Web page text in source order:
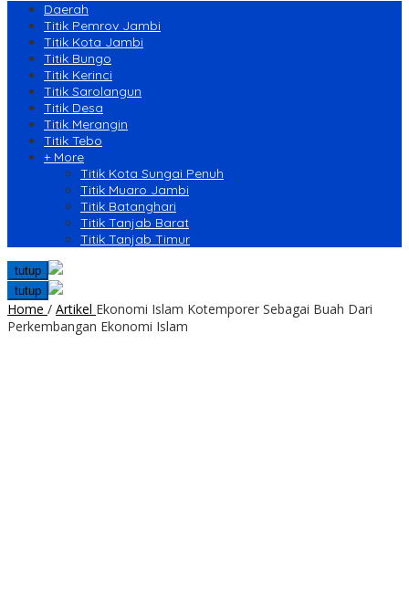
Daerah
Titik Pemrov Jambi
Titik Kota Jambi
Titik Bungo
Titik Kerinci
Titik Sarolangun
Titik Desa
Titik Merangin
Titik Tebo
+ More
Titik Kota Sungai Penuh
Titik Muaro Jambi
Titik Batanghari
Titik Tanjab Barat
Titik Tanjab Timur
tutup
tutup
Home / Artikel Ekonomi Islam Kotemporer Sebagai Buah Dari
Perkembangan Ekonomi Islam